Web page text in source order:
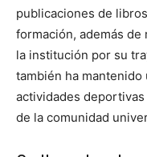
publicaciones de
formación, además
la institución por su
también ha mantenido
actividades
de la comunidad